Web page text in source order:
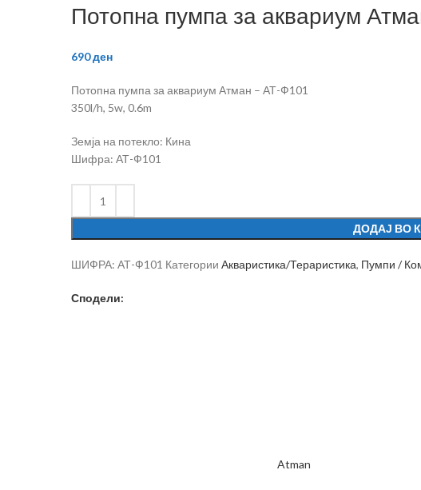
Потопна пумпа за аквариум
690ден
Потопна пумпа за аквариум Атман – АТ-Ф101
350l/h, 5w, 0.6m
Земја на потекло: Кина
Шифра: АТ-Ф101
ДОДАЈ ВО
ШИФРА: АТ-Ф101 Категории Акваристика/Тераристика, Пумпи /
Сподели:
Atman